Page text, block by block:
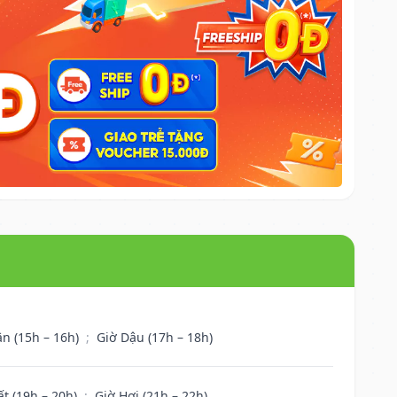
(15h – 16h) ; Giờ Dậu (17h – 18h)